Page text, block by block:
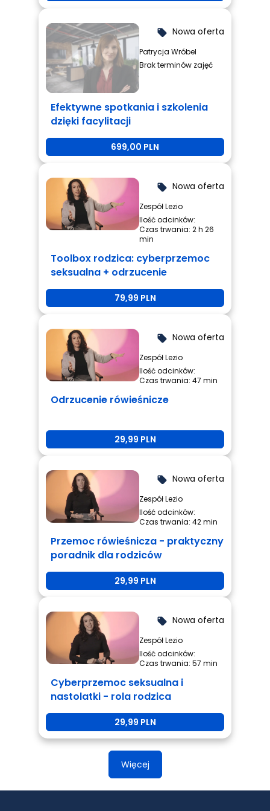
local_offer Nowa oferta
Patrycja Wróbel
Brak terminów zajęć
Efektywne spotkania i szkolenia
dzięki facylitacji
699,00 PLN
local_offer Nowa oferta
Zespół Lezio
Ilość odcinków:
Czas trwania: 2 h 26
min
Toolbox rodzica: cyberprzemoc
seksualna + odrzucenie
rówieśnicze + przemoc
79,99 PLN
local_offer Nowa oferta
Zespół Lezio
Ilość odcinków:
Czas trwania: 47 min
Odrzucenie rówieśnicze
29,99 PLN
local_offer Nowa oferta
Zespół Lezio
Ilość odcinków:
Czas trwania: 42 min
Przemoc rówieśnicza - praktyczny
poradnik dla rodziców
29,99 PLN
local_offer Nowa oferta
Zespół Lezio
Ilość odcinków:
Czas trwania: 57 min
Cyberprzemoc seksualna i
nastolatki - rola rodzica
29,99 PLN
Więcej